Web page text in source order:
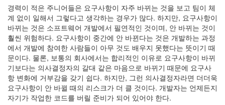
경력이 적은 주니어들은 요구사항이 자주 바뀌는 것을 보고 팀이 체
계 없이 일해서 그렇다고 생각하는 경우가 많다. 하지만, 요구사항이
바뀌는 것은 소프트웨어 개발에서 필연적인 것이며, 안 바뀌는 것이
훨씬 위험하다. 요구사항이 중간에 안 바뀐다는 것은 개발하는 과정
에서 개발에 참여한 사람들이 아무 것도 배우지 못했다는 뜻이기 때
문이다. 물론, 보통의 회사에서는 합리적인 이유로 요구사항이 바뀌
기보다는 의사결정자의 갈대 같은 마음으로 바뀌기 때문에 요구사
항 변화에 거부감을 갖기 쉽다. 하지만, 그런 의사결정자라면 더더욱
요구사항이 안 바뀔 때의 리스크가 더 클 것이다. 개발자는 언제든지
자기가 작업한 코드를 버릴 준비가 되어 있어야 한다.